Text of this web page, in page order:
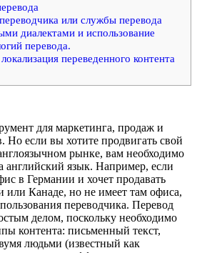
или службы перевода
диалектами и использование
перевода.
переведенного контента
для маркетинга, продаж и
Но если вы хотите продвигать свой
рынке, вам необходимо
английский язык. Например, если
в Германии и хочет продавать
Канаде, но не имеет там офиса,
переводчика. Перевод
делом, поскольку необходимо
контента: письменный текст,
людьми (известный как